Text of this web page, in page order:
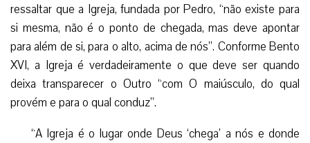
ressaltar que a Igreja, fundada por Pedro, “não existe para
si mesma, não é o ponto de chegada, mas deve apontar
para além de si, para o alto, acima de nós”. Conforme Bento
XVI, a Igreja é verdadeiramente o que deve ser quando
deixa transparecer o Outro “com O maiúsculo, do qual
provém e para o qual conduz”.
“A Igreja é o lugar onde Deus ‘chega’ a nós e donde